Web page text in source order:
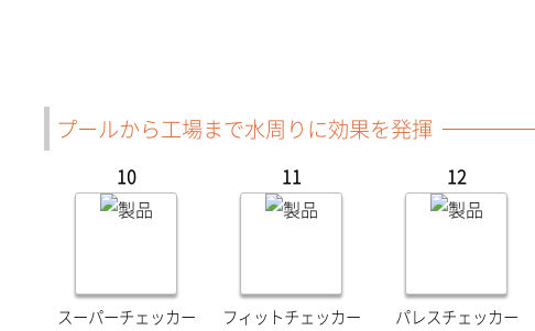
プールから工場まで水周りに効果を発揮
10
スーパーチェッカー
11
フィットチェッカー
12
パレスチェッカー